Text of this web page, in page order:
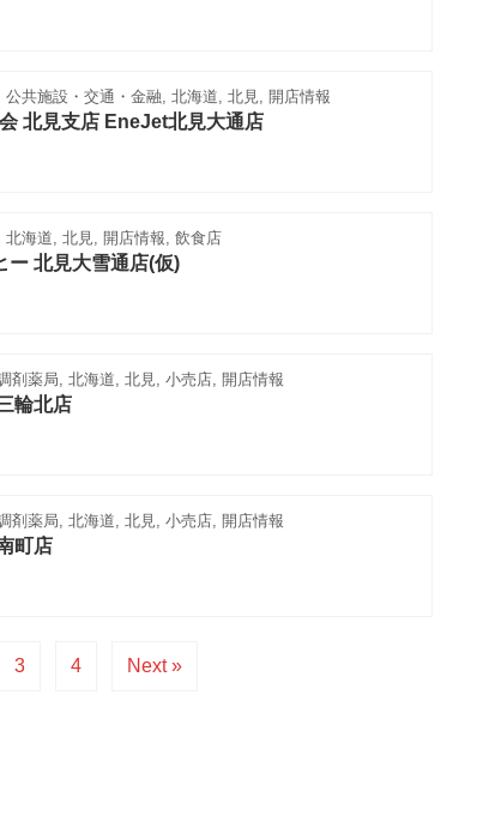
共施設・交通・金融, 北海道, 北見, 開店情報
北見支店 EneJet北見大通店
海道, 北見, 開店情報, 飲食店
ー 北見大雪通店(仮)
剤薬局, 北海道, 北見, 小売店, 開店情報
輪北店
剤薬局, 北海道, 北見, 小売店, 開店情報
町店
3 4 Next »